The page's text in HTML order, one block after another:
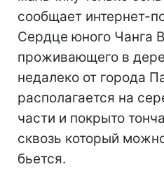
сообщает интернет-
Сердце юного Чанга
проживающего в
недалеко от города
располагается на
части и покрыто
сквозь который
бьется.